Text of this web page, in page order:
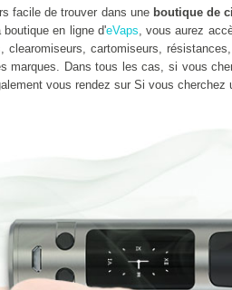
facile de trouver dans une boutique de
boutique en ligne d'eVaps, vous aurez
clearomiseurs, cartomiseurs,
marques. Dans tous les cas, si vous
vous rendez sur Si vous cherchez